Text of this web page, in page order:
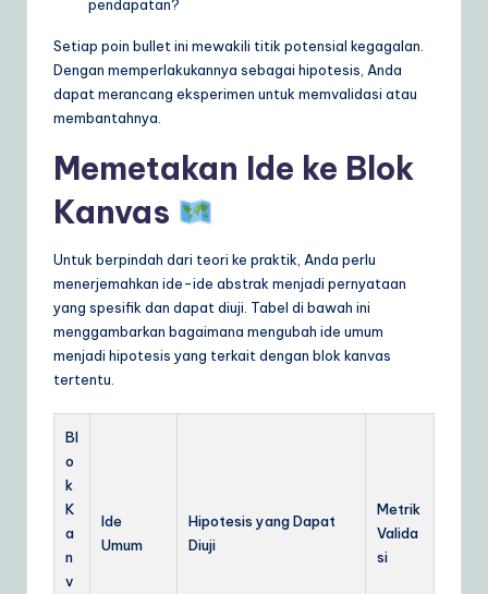
pendapatan?
Setiap poin bullet ini mewakili titik potensial kegagalan.
Dengan memperlakukannya sebagai hipotesis, Anda
dapat merancang eksperimen untuk memvalidasi atau
membantahnya.
Memetakan Ide ke Blok
Kanvas
Untuk berpindah dari teori ke praktik, Anda perlu
menerjemahkan ide-ide abstrak menjadi pernyataan
yang spesifik dan dapat diuji. Tabel di bawah ini
menggambarkan bagaimana mengubah ide umum
menjadi hipotesis yang terkait dengan blok kanvas
tertentu.
Bl
o
k
K
a
n
v
Ide
Umum
Hipotesis yang Dapat
Diuji
Metrik
Valida
si